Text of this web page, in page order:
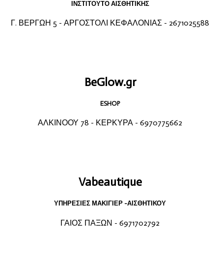
ΙΝΣΤΙΤΟΥΤΟ ΑΙΣΘΗΤΙΚΗΣ
Γ. ΒΕΡΓΩΗ 5 - ΑΡΓΟΣΤΟΛΙ ΚΕΦΑΛΟΝΙΑΣ - 2671025588
BeGlow.gr
ESHOP
ΑΛΚΙΝΟΟΥ 78 - ΚΕΡΚΥΡΑ - 6970775662
Vabeautique
ΥΠΗΡΕΣΙΕΣ ΜΑΚΙΓΙΕΡ -ΑΙΣΘΗΤΙΚΟΥ
ΓΑΙΟΣ ΠΑΞΩΝ - 6971702792